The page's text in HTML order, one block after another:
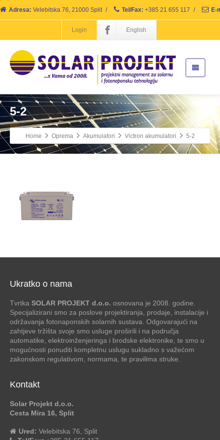
Adresa: Velebitska 76, 21000 Split / Tel/Fax: +385 21 655 117 / E-
Login English
5-2
Home Oprema Akumulatori Victron akumulatori 5-2
Ukratko o nama
Tvrtka SOLAR PROJEKT d.o.o. osnovana je 2008. godine.
Specijalizirani smo za poslove projektiranja, prodaje, instalacije i
održavanja fotonaponskih solarnih sustava. Odgovarajući na
zahtjeve tržišta svoje smo usluge proširili i na područja
automatike, elektroinženjeringa i brodske elektronike, te smo u
mogućnosti ponuditi kompletnu uslugu sukladno s važećom
zakonskom regulativom, normama, te pravilima struke.
Kontakt
Solar Projekt d.o.o.
Cesta Mira 16, Split
Ured: Velebitska 76, Split